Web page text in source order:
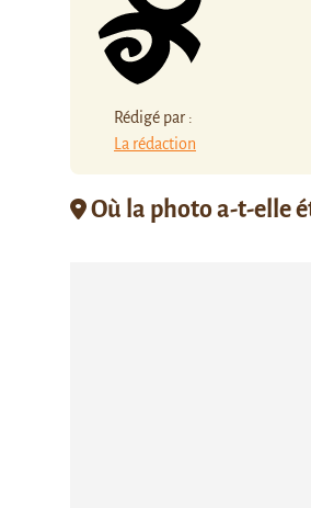
Rédigé par :
La rédaction
Où la photo a-t-elle